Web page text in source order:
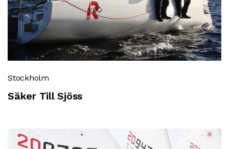
Stockholm
Säker Till Sjöss